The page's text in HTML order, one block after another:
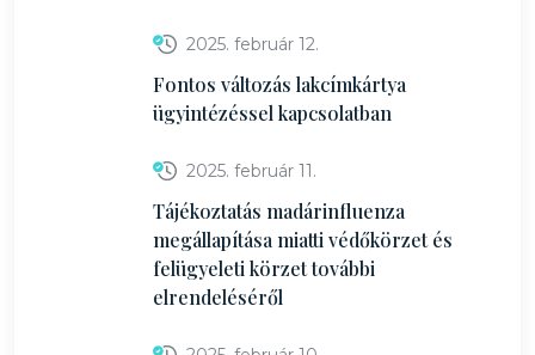
2025. február 12.
Fontos változás lakcímkártya
ügyintézéssel kapcsolatban
2025. február 11.
Tájékoztatás madárinfluenza
megállapítása miatti védőkörzet és
felügyeleti körzet további
elrendeléséről